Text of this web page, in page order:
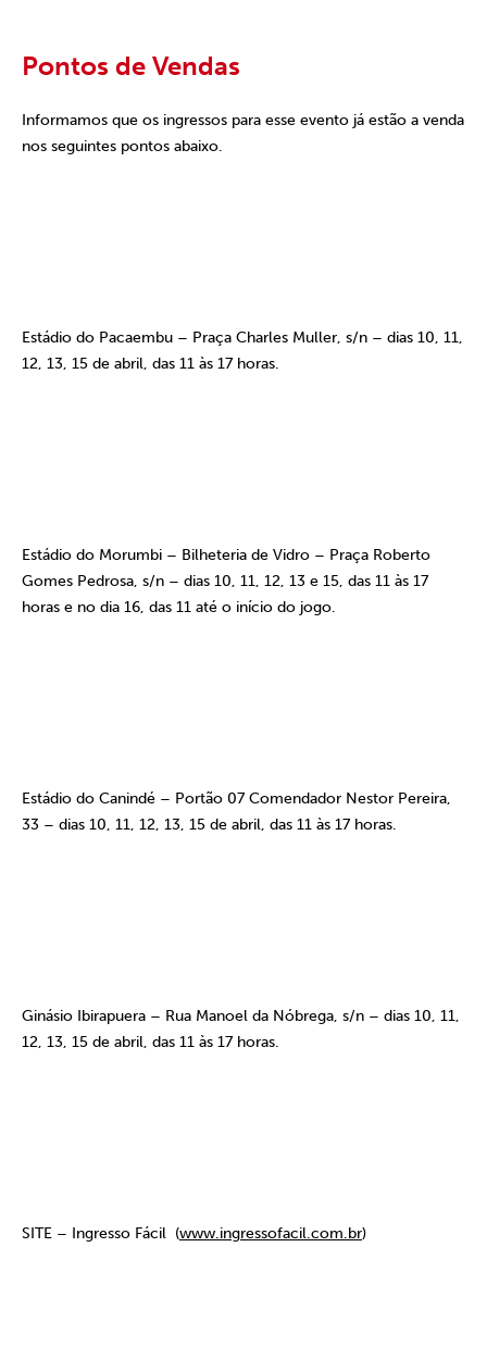
Pontos de Vendas
Informamos que os ingressos para esse evento já estão a venda
nos seguintes pontos abaixo.
Estádio do Pacaembu – Praça Charles Muller, s/n – dias 10, 11,
12, 13, 15 de abril, das 11 às 17 horas.
Estádio do Morumbi – Bilheteria de Vidro – Praça Roberto
Gomes Pedrosa, s/n – dias 10, 11, 12, 13 e 15, das 11 às 17
horas e no dia 16, das 11 até o início do jogo.
Estádio do Canindé – Portão 07 Comendador Nestor Pereira,
33 – dias 10, 11, 12, 13, 15 de abril, das 11 às 17 horas.
Ginásio Ibirapuera – Rua Manoel da Nóbrega, s/n – dias 10, 11,
12, 13, 15 de abril, das 11 às 17 horas.
SITE – Ingresso Fácil (www.ingressofacil.com.br)